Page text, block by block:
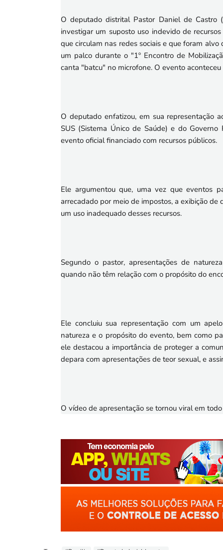
O deputado distrital Pastor Daniel de Castro
investigar um suposto uso indevido de
que circulam nas redes sociais e que foram
um palco durante o "1º Encontro de
canta "batcu" no microfone. O evento
O deputado enfatizou, em sua representação
SUS (Sistema Único de Saúde) e do
evento oficial financiado com recursos públicos.
Ele argumentou que, uma vez que eventos
arrecadado por meio de impostos, a exibição
um uso inadequado desses recursos.
Segundo o pastor, apresentações de
quando não têm relação com o propósito do
Ele concluiu sua representação com um
natureza e o propósito do evento, bem como
ele destacou a importância de proteger a
depara com apresentações de teor sexual, e
O vídeo de apresentação se tornou viral em